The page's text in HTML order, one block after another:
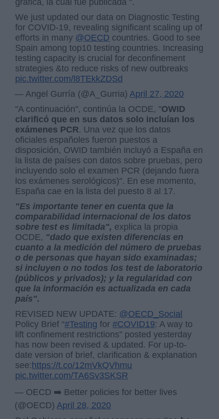
gráfica, la cual fue publicada ".
We just updated our data on Diagnostic Testing
for COVID-19, revealing significant scaling up of
efforts in many @OECD countries. Good to see
Spain among top10 testing countries. Increasing
testing capacity is crucial for deconfinement
strategies &to reduce risks of new outbreaks
pic.twitter.com/l8TEkkZDSd
— Angel Gurría (@A_Gurria)April 27, 2020
"A continuación", continúa la OCDE, "OWID
clarificó que en sus datos solo incluían los
exámenes PCR. Una vez que los datos
oficiales españoles fueron puestos a
disposición, OWID también incluyó a España en
la lista de países con datos sobre pruebas, pero
incluyendo solo el examen PCR (dejando fuera
los exámenes serológicos)". En ese momento,
España cae en la lista del puesto 8 al 17.
"Es importante tener en cuenta que la
comparabilidad internacional de los datos
sobre test es limitada", explica la propia
OCDE, "dado que existen diferencias en
cuanto a la medición del número de pruebas
o de personas que hayan sido examinadas;
si incluyen o no todos los test de laboratorio
(públicos y privados); y la regularidad con
que la información es actualizada en cada
país".
REVISED NEW UPDATE: @OECD_Social
Policy Brief “#Testing for#COVID19: A way to
lift confinement restrictions” posted yesterday
has now been revised & updated. For up-to-
date version of brief, clarification & explanation
see: https://t.co/12mVkQVhmu
pic.twitter.com/TA6Sv3SKSR
— OECD ➡️ Better policies for better lives
(@OECD)April 28, 2020